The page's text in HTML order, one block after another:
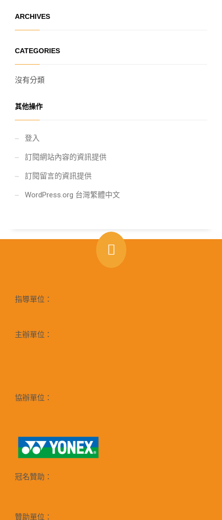
ARCHIVES
CATEGORIES
沒有分類
其他操作
登入
訂閱網站內容的資訊提供
訂閱留言的資訊提供
WordPress.org 台灣繁體中文
指導單位：
主辦單位：
協辦單位：
冠名贊助：
贊助單位：